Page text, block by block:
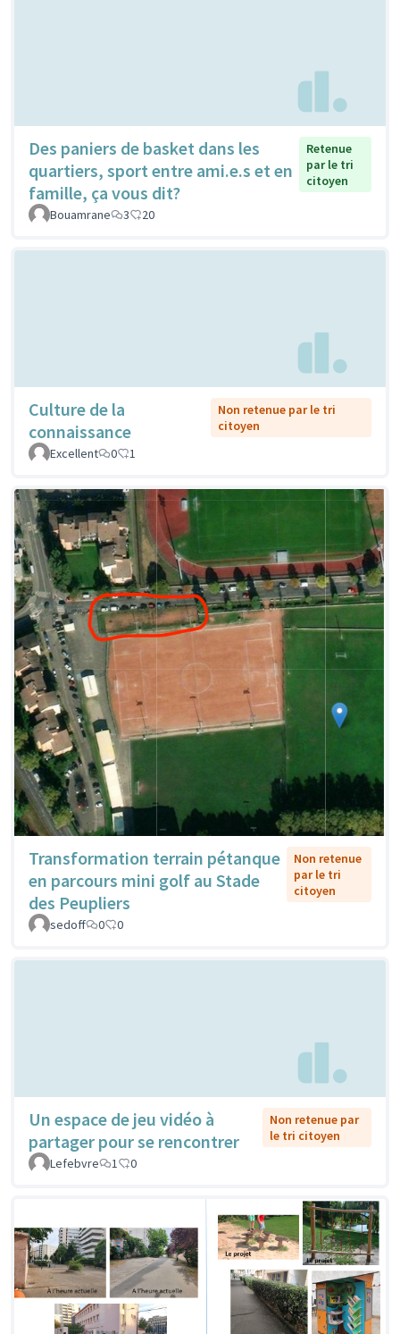
Des paniers de basket dans les
quartiers, sport entre ami.e.s et en
famille, ça vous dit?
Retenue
par le tri
citoyen
Bouamrane 3 20
Culture de la
connaissance
Non retenue par le tri
citoyen
Excellent
0 1
Transformation terrain pétanque
en parcours mini golf au Stade
des Peupliers
Non retenue
par le tri
citoyen
sedoff 0 0
Un espace de jeu vidéo à
partager pour se rencontrer
Non retenue par
le tri citoyen
Lefebvre
1 0